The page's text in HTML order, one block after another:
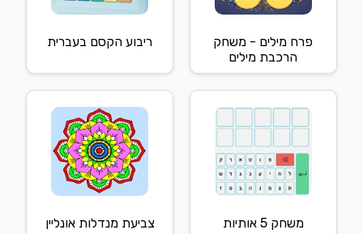
פרח מילים - משחק
הרכבת מילים
ריבוע הקסם בעברית
משחק 5 אותיות צביעת מנדלות אונליין